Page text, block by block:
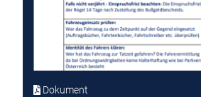
Dokument